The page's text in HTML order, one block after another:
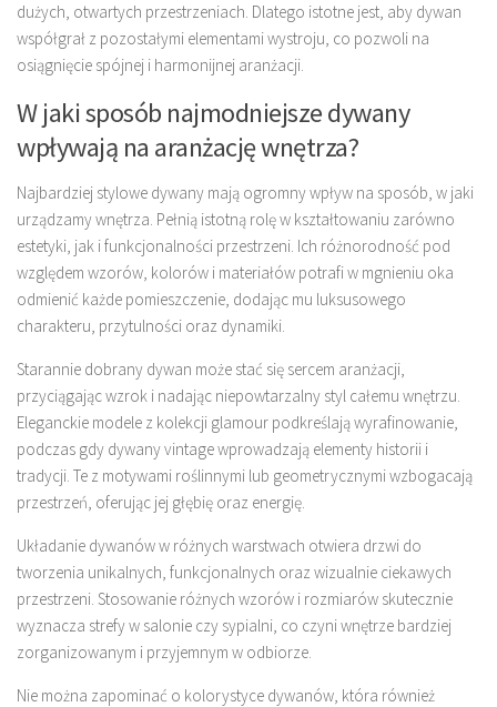
dużych, otwartych przestrzeniach. Dlatego istotne jest, aby dywan
współgrał z pozostałymi elementami wystroju, co pozwoli na
osiągnięcie spójnej i harmonijnej aranżacji.
W jaki sposób najmodniejsze dywany
wpływają na aranżację wnętrza?
Najbardziej stylowe dywany mają ogromny wpływ na sposób, w jaki
urządzamy wnętrza. Pełnią istotną rolę w kształtowaniu zarówno
estetyki, jak i funkcjonalności przestrzeni. Ich różnorodność pod
względem wzorów, kolorów i materiałów potrafi w mgnieniu oka
odmienić każde pomieszczenie, dodając mu luksusowego
charakteru, przytulności oraz dynamiki.
Starannie dobrany dywan może stać się sercem aranżacji,
przyciągając wzrok i nadając niepowtarzalny styl całemu wnętrzu.
Eleganckie modele z kolekcji glamour podkreślają wyrafinowanie,
podczas gdy dywany vintage wprowadzają elementy historii i
tradycji. Te z motywami roślinnymi lub geometrycznymi wzbogacają
przestrzeń, oferując jej głębię oraz energię.
Układanie dywanów w różnych warstwach otwiera drzwi do
tworzenia unikalnych, funkcjonalnych oraz wizualnie ciekawych
przestrzeni. Stosowanie różnych wzorów i rozmiarów skutecznie
wyznacza strefy w salonie czy sypialni, co czyni wnętrze bardziej
zorganizowanym i przyjemnym w odbiorze.
Nie można zapominać o kolorystyce dywanów, która również